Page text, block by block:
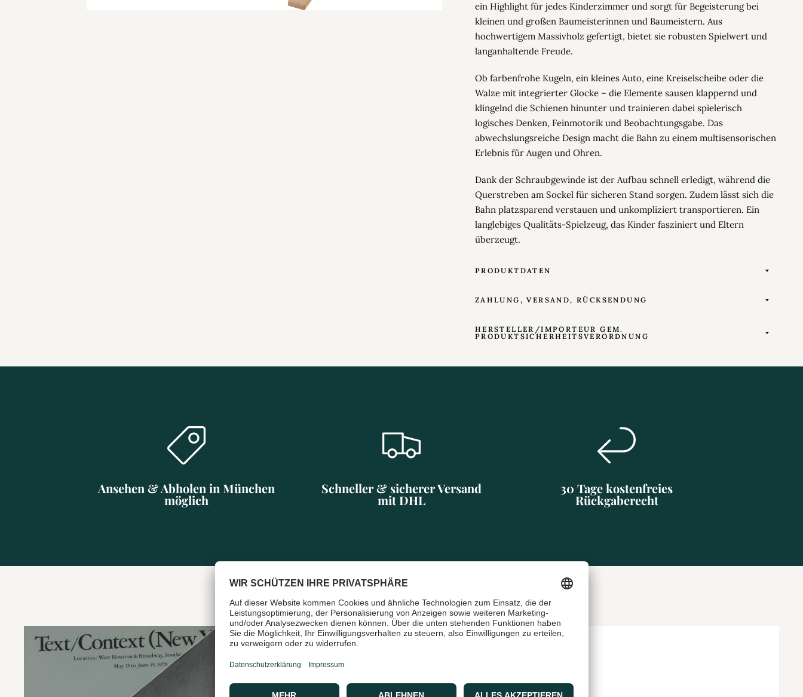
ein Highlight für jedes Kinderzimmer und sorgt für Begeisterung bei
kleinen und großen Baumeisterinnen und Baumeistern. Aus
hochwertigem Massivholz gefertigt, bietet sie robusten Spielwert und
langanhaltende Freude.
Ob farbenfrohe Kugeln, ein kleines Auto, eine Kreiselscheibe oder die
Walze mit integrierter Glocke – die Elemente sausen klappernd und
klingelnd die Schienen hinunter und trainieren dabei spielerisch
logisches Denken, Feinmotorik und Beobachtungsgabe. Das
abwechslungsreiche Design macht die Bahn zu einem multisensorischen
Erlebnis für Augen und Ohren.
Dank der Schraubgewinde ist der Aufbau schnell erledigt, während die
Querstreben am Sockel für sicheren Stand sorgen. Zudem lässt sich die
Bahn platzsparend verstauen und unkompliziert transportieren. Ein
langlebiges Qualitäts-Spielzeug, das Kinder fasziniert und Eltern
überzeugt.
PRODUKTDATEN
ZAHLUNG, VERSAND, RÜCKSENDUNG
HERSTELLER/IMPORTEUR GEM.
PRODUKTSICHERHEITSVERORDNUNG
Ansehen & Abholen in München
möglich
Schneller & sicherer Versand
mit DHL
30 Tage kostenfreies
Rückgaberecht